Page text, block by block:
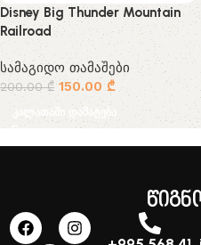
Disney Big Thunder Mountain
Railroad
სამაგიდო თამაშები
200.00₾ 150.00₾
კალათაში დამატება